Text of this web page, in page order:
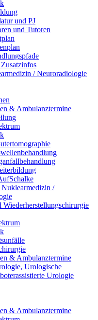
und PJ
und Tutoren
/ Neuroradiologie
& Ambulanztermine
/
& Ambulanztermine
Urologische
Urologie
& Ambulanztermine